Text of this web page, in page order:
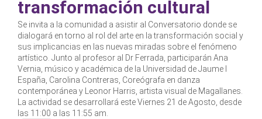
transformación cultural
Se invita a la comunidad a asistir al Conversatorio donde se
dialogará en torno al rol del arte en la transformación social y
sus implicancias en las nuevas miradas sobre el fenómeno
artístico. Junto al profesor al Dr Ferrada, participarán Ana
Vernia, músico y académica de la Universidad de Jaume I
España, Carolina Contreras, Coreógrafa en danza
contemporánea y Leonor Harris, artista visual de Magallanes.
La actividad se desarrollará este Viernes 21 de Agosto, desde
las 11:00 a las 11:55 am.